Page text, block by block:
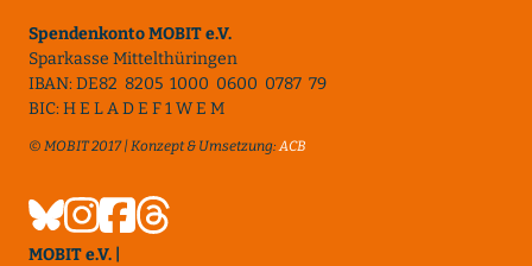
Spendenkonto MOBIT e.V.
Sparkasse Mittelthüringen
IBAN: DE82 8205 1000 0600 0787 79
BIC: H E L A D E F 1 W E M
© MOBIT 2017 | Konzept & Umsetzung:ACB
MOBIT e.V. |